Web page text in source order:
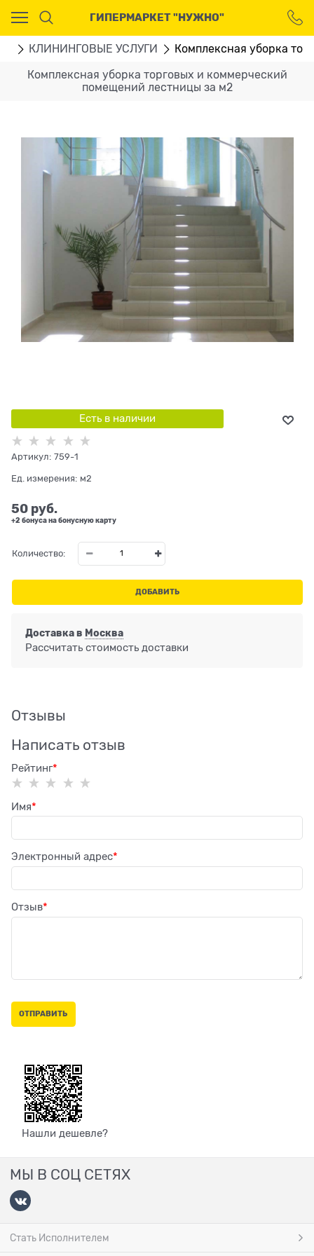
ГИПЕРМАРКЕТ "НУЖНО"
КЛИНИНГОВЫЕ УСЛУГИ Комплексная уборка
Комплексная уборка торговых и коммерческий
помещений лестницы за м2
Есть в наличии
Артикул: 759-1
Ед. измерения: м2
50 руб.
+2 бонуса на бонусную карту
Количество:
ДОБАВИТЬ
Доставка в Москва
Рассчитать стоимость доставки
Отзывы
Написать отзыв
Рейтинг
Имя
Электронный адрес
Отзыв
Нашли дешевле?
МЫ В СОЦ СЕТЯХ
Стать Исполнителем
Ваш город - Москва,
угадали?
ДА НЕТ